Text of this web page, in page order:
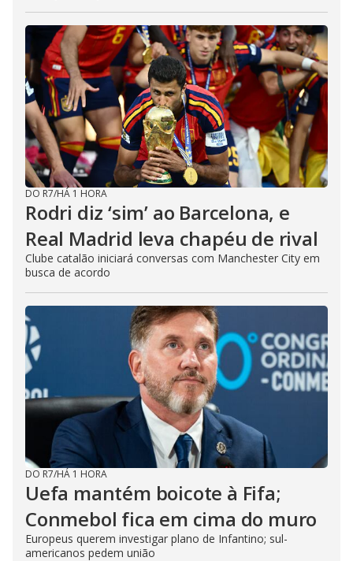
DO R7/HÁ 1 HORA
Rodri diz ‘sim’ ao Barcelona, e
Real Madrid leva chapéu de rival
Clube catalão iniciará conversas com Manchester City em
busca de acordo
DO R7/HÁ 1 HORA
Uefa mantém boicote à Fifa;
Conmebol fica em cima do muro
Europeus querem investigar plano de Infantino; sul-
americanos pedem união